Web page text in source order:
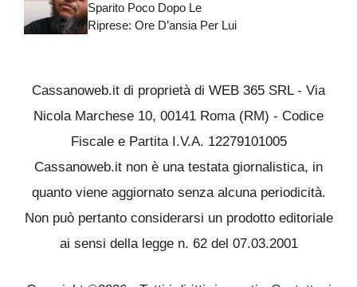
Sparito Poco Dopo Le
Riprese: Ore D’ansia Per Lui
Cassanoweb.it di proprietà di WEB 365 SRL - Via
Nicola Marchese 10, 00141 Roma (RM) - Codice
Fiscale e Partita I.V.A. 12279101005
Cassanoweb.it non è una testata giornalistica, in
quanto viene aggiornato senza alcuna periodicità.
Non può pertanto considerarsi un prodotto editoriale
ai sensi della legge n. 62 del 07.03.2001